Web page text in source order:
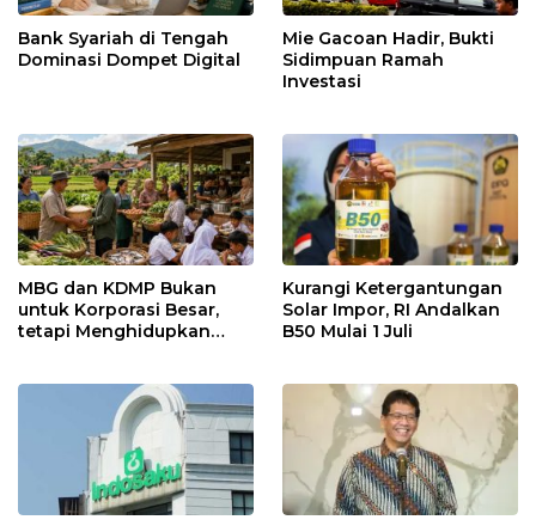
Bank Syariah di Tengah
Dominasi Dompet Digital
Mie Gacoan Hadir, Bukti
Sidimpuan Ramah
Investasi
MBG dan KDMP Bukan
untuk Korporasi Besar,
tetapi Menghidupkan
Kurangi Ketergantungan
Solar Impor, RI Andalkan
B50 Mulai 1 Juli